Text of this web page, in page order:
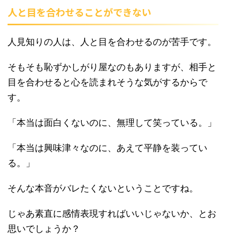
人と目を合わせることができない
人見知りの人は、人と目を合わせるのが苦手です。
そもそも恥ずかしがり屋なのもありますが、相手と
目を合わせると心を読まれそうな気がするからで
す。
「本当は面白くないのに、無理して笑っている。」
「本当は興味津々なのに、あえて平静を装ってい
る。」
そんな本音がバレたくないということですね。
じゃあ素直に感情表現すればいいじゃないか、とお
思いでしょうか？